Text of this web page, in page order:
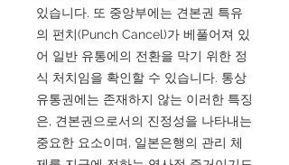
있습니다. 또 중앙부에는 견본권 특유
의 펀치(Punch Cancel)가 베풀어져 있
어 일반 유통에의 전환을 막기 위한 정
식 처치임을 확인할 수 있습니다. 통상
유통권에는 존재하지 않는 이러한 특징
은, 견본권으로서의 진정성을 나타내는
중요한 요소이며, 일본은행의 관리 체